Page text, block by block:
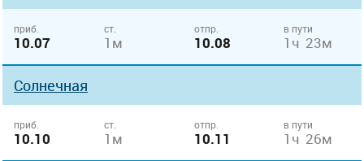
приб.
10.07
ст.
1м
отпр.
10.08
в пути
1ч 23м
Солнечная
приб.
10.10
ст.
1м
отпр.
10.11
в пути
1ч 26м